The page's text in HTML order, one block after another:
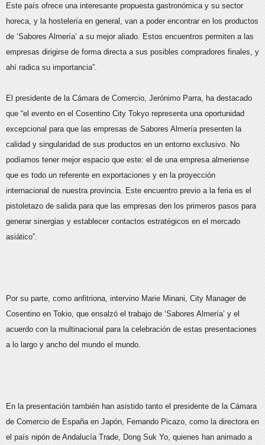
Este país ofrece una interesante propuesta gastronómica y su sector
horeca, y la hostelería en general, van a poder encontrar en los productos
de ‘Sabores Almería’ a su mejor aliado. Estos encuentros permiten a las
empresas dirigirse de forma directa a sus posibles compradores finales, y
ahí radica su importancia”.
El presidente de la Cámara de Comercio, Jerónimo Parra, ha destacado
que “el evento en el Cosentino City Tokyo representa una oportunidad
excepcional para que las empresas de Sabores Almería presenten la
calidad y singularidad de sus productos en un entorno exclusivo. No
podíamos tener mejor espacio que este: el de una empresa almeriense
que es todo un referente en exportaciones y en la proyección
internacional de nuestra provincia. Este encuentro previo a la feria es el
pistoletazo de salida para que las empresas den los primeros pasos para
generar sinergias y establecer contactos estratégicos en el mercado
asiático”.
Por su parte, como anfitriona, intervino Marie Minani, City Manager de
Cosentino en Tokio, que ensalzó el trabajo de ‘Sabores Almería’ y el
acuerdo con la multinacional para la celebración de estas presentaciones
a lo largo y ancho del mundo el mundo.
En la presentación también han asistido tanto el presidente de la Cámara
de Comercio de España en Japón, Fernando Picazo, como la directora en
el país nipón de Andalucía Trade, Dong Suk Yo, quienes han animado a